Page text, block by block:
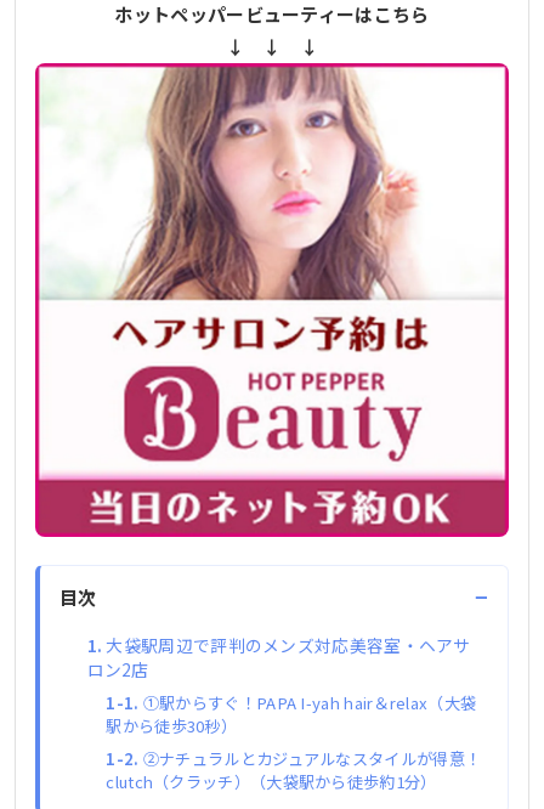
ホットペッパービューティーはこちら
↓ ↓ ↓
目次 −
大袋駅周辺で評判のメンズ対応美容室・ヘアサ
ロン2店
①駅からすぐ！PAPA I-yah hair＆relax（大袋
駅から徒歩30秒）
②ナチュラルとカジュアルなスタイルが得意！
clutch（クラッチ）（大袋駅から徒歩約1分）